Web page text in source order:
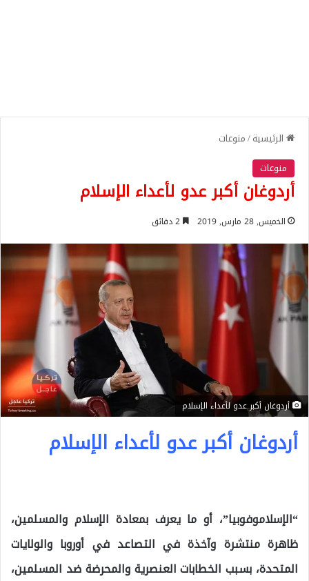
الرئيسية/منوعات
منوعات
أردوغان أكبر عدو لأعداء الإسلام
الخميس, 28 مارس, 2019
أردوغان أكبر عدو لأعداء الإسلام
أردوغان أكبر عدو لأعداء الإسلام
“الإسلاموفوبيا”، أو ما يعرف بمعادة الإسلام والمسلمين،
ظاهرة منتشرة وآخذة في التصاعد في أوروبا والولايات
المتحدة، بسبب الخطابات العنصرية والمحرضة ضد المسلمين،